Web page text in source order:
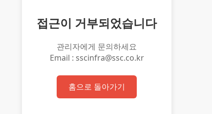
접근이 거부되었습니다
관리자에게 문의하세요
Email : sscinfra@ssc.co.kr
홈으로 돌아가기